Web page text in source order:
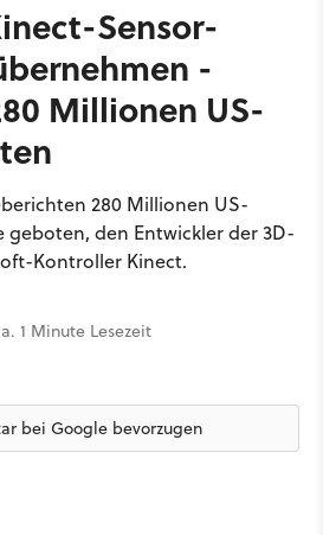
Sensor-
-
Millionen US-
280 Millionen US-
geboten, den Entwickler der 3D-
Kontroller Kinect.
1 Minute Lesezeit
bei Google bevorzugen